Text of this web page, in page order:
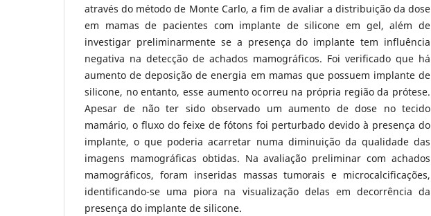
através do método de Monte Carlo, a fim de avaliar a distribuição da dose
em mamas de pacientes com implante de silicone em gel, além de
investigar preliminarmente se a presença do implante tem influência
negativa na detecção de achados mamográficos. Foi verificado que há
aumento de deposição de energia em mamas que possuem implante de
silicone, no entanto, esse aumento ocorreu na própria região da prótese.
Apesar de não ter sido observado um aumento de dose no tecido
mamário, o fluxo do feixe de fótons foi perturbado devido à presença do
implante, o que poderia acarretar numa diminuição da qualidade das
imagens mamográficas obtidas. Na avaliação preliminar com achados
mamográficos, foram inseridas massas tumorais e microcalcificações,
identificando-se uma piora na visualização delas em decorrência da
presença do implante de silicone.